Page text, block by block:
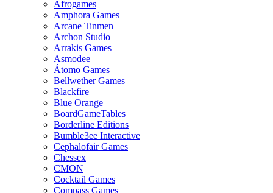
Afrogames
Amphora Games
Arcane Tinmen
Archon Studio
Arrakis Games
Asmodee
Átomo Games
Bellwether Games
Blackfire
Blue Orange
BoardGameTables
Borderline Editions
Bumble3ee Interactive
Cephalofair Games
Chessex
CMON
Cocktail Games
Compass Games